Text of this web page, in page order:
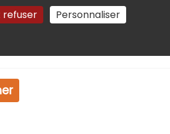
refuser Personnaliser
des cookies